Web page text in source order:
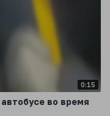
0:15
во время